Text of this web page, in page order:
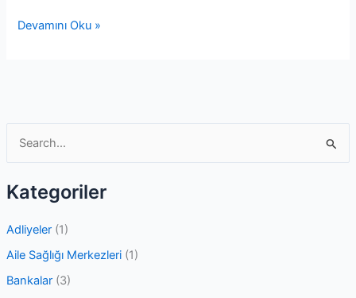
r
c
h
Kategoriler
Adliyeler(1)
Aile Sağlığı Merkezleri(1)
Bankalar(3)
İçişleri
Devamını Oku »